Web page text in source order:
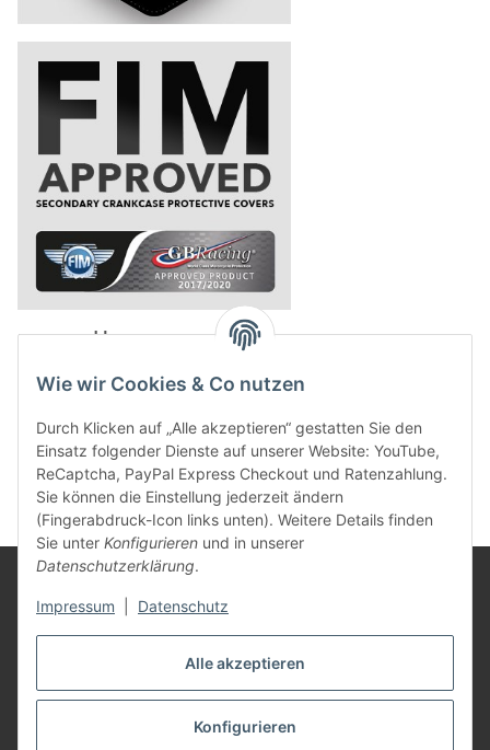
Alle akzeptieren
Konfigurieren
Wie wir Cookies & Co nutzen
Durch Klicken auf „Alle akzeptieren“ gestatten Sie den
Einsatz folgender Dienste auf unserer Website: YouTube,
ReCaptcha, PayPal Express Checkout und Ratenzahlung.
Sie können die Einstellung jederzeit ändern
(Fingerabdruck-Icon links unten). Weitere Details finden
Sie unter Konfigurieren und in unserer
Datenschutzerklärung.
Impressum Datenschutz
powered by
Rechtliches
Mein Konto
Vertrag widerrufen